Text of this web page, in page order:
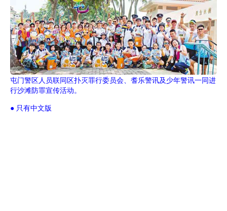
屯门警区人员联同区扑灭罪行委员会、耆乐警讯及少年警讯一同进
行沙滩防罪宣传活动。
● 只有中文版